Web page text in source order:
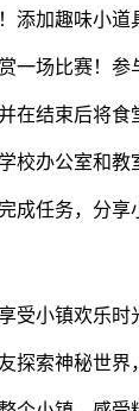
添加趣味小道
一场比赛！参
在结束后将食
校办公室和教
成任务，分享
受小镇欢乐时
探索神秘世界